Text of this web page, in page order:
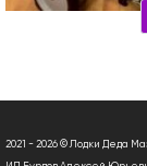
2021 - 2026 © Лодки Деда